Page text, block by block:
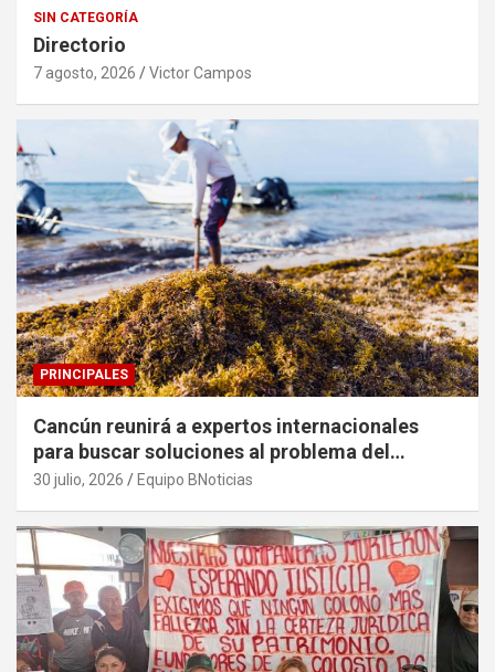
SIN CATEGORÍA
Directorio
7 agosto, 2026 Victor Campos
PRINCIPALES
Cancún reunirá a expertos internacionales
para buscar soluciones al problema del
sargazo
30 julio, 2026 Equipo BNoticias